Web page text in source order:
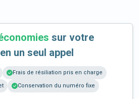
sur votre
un seul appel
Frais de résiliation pris en charge
Conservation du numéro fixe